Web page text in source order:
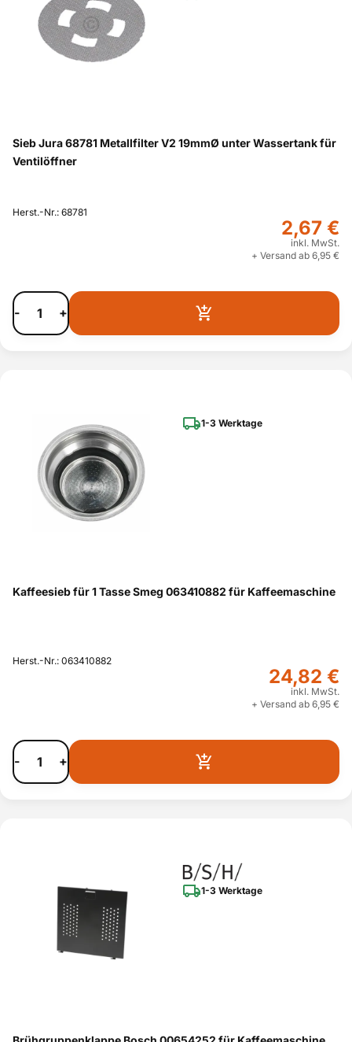
Sieb Jura 68781 Metallfilter V2 19mmØ unter Wassertank für
Ventilöffner
Herst.-Nr.: 68781
2,67 €
inkl. MwSt.
+ Versand ab 6,95 €
- +
1-3 Werktage
Kaffeesieb für 1 Tasse Smeg 063410882 für Kaffeemaschine
Herst.-Nr.: 063410882
24,82 €
inkl. MwSt.
+ Versand ab 6,95 €
- +
1-3 Werktage